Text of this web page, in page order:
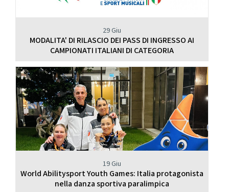
29 Giu
MODALITA' DI RILASCIO DEI PASS DI INGRESSO AI
CAMPIONATI ITALIANI DI CATEGORIA
19 Giu
World Abilitysport Youth Games: Italia protagonista
nella danza sportiva paralimpica